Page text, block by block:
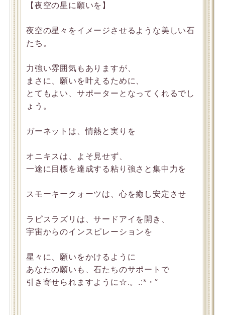
【夜空の星に願いを】
夜空の星々をイメージさせるような美しい石
たち。
力強い雰囲気もありますが、
まさに、願いを叶えるために、
とてもよい、サポーターとなってくれるでし
ょう。
ガーネットは、情熱と実りを
オニキスは、よそ見せず、
一途に目標を達成する粘り強さと集中力を
スモーキークォーツは、心を癒し安定させ
ラピスラズリは、サードアイを開き、
宇宙からのインスピレーションを
星々に、願いをかけるように
あなたの願いも、石たちのサポートで
引き寄せられますように☆.。.:*・°